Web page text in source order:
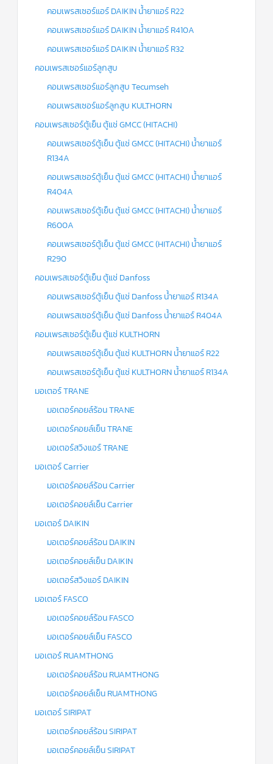
คอมเพรสเซอร์แอร์ DAIKIN น้ำยาแอร์ R22
คอมเพรสเซอร์แอร์ DAIKIN น้ำยาแอร์ R410A
คอมเพรสเซอร์แอร์ DAIKIN น้ำยาแอร์ R32
คอมเพรสเซอร์แอร์ลูกสูบ
คอมเพรสเซอร์แอร์ลูกสูบ Tecumseh
คอมเพรสเซอร์แอร์ลูกสูบ KULTHORN
คอมเพรสเซอร์ตู้เย็น ตู้แช่ GMCC (HITACHI)
คอมเพรสเซอร์ตู้เย็น ตู้แช่ GMCC (HITACHI) น้ำยาแอร์
R134A
คอมเพรสเซอร์ตู้เย็น ตู้แช่ GMCC (HITACHI) น้ำยาแอร์
R404A
คอมเพรสเซอร์ตู้เย็น ตู้แช่ GMCC (HITACHI) น้ำยาแอร์
R600A
คอมเพรสเซอร์ตู้เย็น ตู้แช่ GMCC (HITACHI) น้ำยาแอร์
R290
คอมเพรสเซอร์ตู้เย็น ตู้แช่ Danfoss
คอมเพรสเซอร์ตู้เย็น ตู้แช่ Danfoss น้ำยาแอร์ R134A
คอมเพรสเซอร์ตู้เย็น ตู้แช่ Danfoss น้ำยาแอร์ R404A
คอมเพรสเซอร์ตู้เย็น ตู้แช่ KULTHORN
คอมเพรสเซอร์ตู้เย็น ตู้แช่ KULTHORN น้ำยาแอร์ R22
คอมเพรสเซอร์ตู้เย็น ตู้แช่ KULTHORN น้ำยาแอร์ R134A
มอเตอร์ TRANE
มอเตอร์คอยล์ร้อน TRANE
มอเตอร์คอยล์เย็น TRANE
มอเตอร์สวิงแอร์ TRANE
มอเตอร์ Carrier
มอเตอร์คอยล์ร้อน Carrier
มอเตอร์คอยล์เย็น Carrier
มอเตอร์ DAIKIN
มอเตอร์คอยล์ร้อน DAIKIN
มอเตอร์คอยล์เย็น DAIKIN
มอเตอร์สวิงแอร์ DAIKIN
มอเตอร์ FASCO
มอเตอร์คอยล์ร้อน FASCO
มอเตอร์คอยล์เย็น FASCO
มอเตอร์ RUAMTHONG
มอเตอร์คอยล์ร้อน RUAMTHONG
มอเตอร์คอยล์เย็น RUAMTHONG
มอเตอร์ SIRIPAT
มอเตอร์คอยล์ร้อน SIRIPAT
มอเตอร์คอยล์เย็น SIRIPAT